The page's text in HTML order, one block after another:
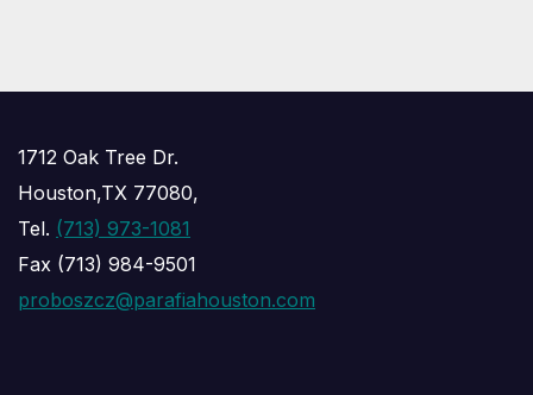
1712 Oak Tree Dr.
Houston,TX 77080,
Tel. (713) 973-1081
Fax (713) 984-9501
proboszcz@parafiahouston.com